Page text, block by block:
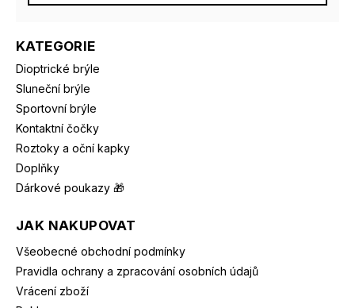
KATEGORIE
Dioptrické brýle
Sluneční brýle
Sportovní brýle
Kontaktní čočky
Roztoky a oční kapky
Doplňky
Dárkové poukazy 🎁
JAK NAKUPOVAT
Všeobecné obchodní podmínky
Pravidla ochrany a zpracování osobních údajů
Vrácení zboží